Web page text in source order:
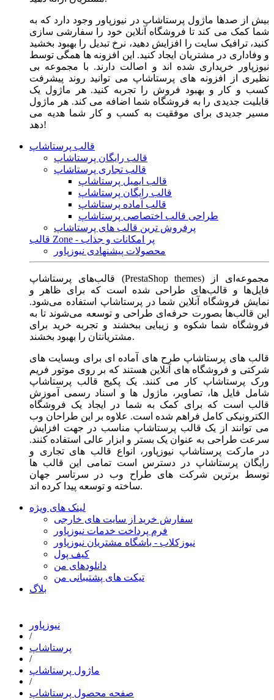
بیش از صدها ماژول پرستاشاپ در نیوزپاور وجود دارد که به
شما کمک می کند تا فروشگاه آنلاین خود را سفارشی سازی
کنید، ترافیک سایت را افزایش دهید، نرخ تبدیل را بهبود بخشید
و وفاداری در مشتریان ایجاد کنید. این افزونه ها همگی توسط
نیوزپاور خریداری شده اند و اصالت دارند. با مجموعه بی
نظیری از افزونه های پرستاشاپ می توانید روند پیشرفت
کسب و کار و بهبود فروش را تجربه کنید. هر ماژول یک
قابلیت جدیدی را به فروشگاه شما اضافه می کند. هر ماژول
مسیر جدیدی برای موفقیت به کسب و کار شما هدیه می
دهد!
قالب پرستاشاپ
قالب رایگان پرستاشاپ
قالب تجاری پرستاشاپ
قالب ایمیل پرستاشاپ
قالب رایگان پرستاشاپ
قالب آماده پرستاشاپ
طراحی قالب اختصاصی پرستاشاپ
پرفروش ترین قالب های پرستاشاپ
قالب Zone - پر امکانات و جذاب
محصولات پیشنهادی نیوزپاور
قالب‌های پرستاشاپ (PrestaShop themes) مجموعه‌ای از
فایل‌ها و قالب‌های طراحی شده است که برای ظاهر و
نمایش فروشگاه آنلاین شما در پرستاشاپ استفاده می‌شود.
این قالب‌ها بصورت حرفه‌ای طراحی و توسعه می‌شوند تا به
فروشگاه شما شکوه و زیبایی ببخشند و تجربه خرید برای
مشتریانتان را بهبود بخشند.
قالب های پرستاشاپ طرح های آماده ای برای وبسایت های
شرکتی و فروشگاه های آنلاین هستند که بر روی موتور فریم
ورک پرستاشاپ کار می کنند. یک پکیج قالب پرستاشاپ
شامل فایل ها، تصاویر، ماژول ها و اسناد رسمی آموزش
قالب است که برای کمک به شما در ایجاد یک فروشگاه
الکترونیکی کامل فراهم شده است. علاوه بر این طراحان وب
می توانند از یک قالب پرستاشاپ مناسب در جهت افزایش
سرعت طراحی به عنوان یک بستر و ابزار عالی استفاده کنند.
در مارکت پرستاشاپ نیوزپاور، انواع قالب های تجاری و
رایگان پرستاشاپ در دسترس است تمامی این قالب ها
توسط برترین شرکت های طراح وب در سرتاسر جهان
ساخته و توسعه پیدا کرده اند.
لینک های ویژه
سفارش خرید از سایت های خارجی
فرم پرداخت خدمات نیوزپاور
نیوزکلاب - باشگاه مشتریان نیوزپاور
کیف پول
دانلودهای من
تیکت های پشتیبانی من
بلاگ
نیوزپاور
/
پرستاشاپ
/
ماژول پرستاشاپ
/
صفحه محصول پرستاشاپ